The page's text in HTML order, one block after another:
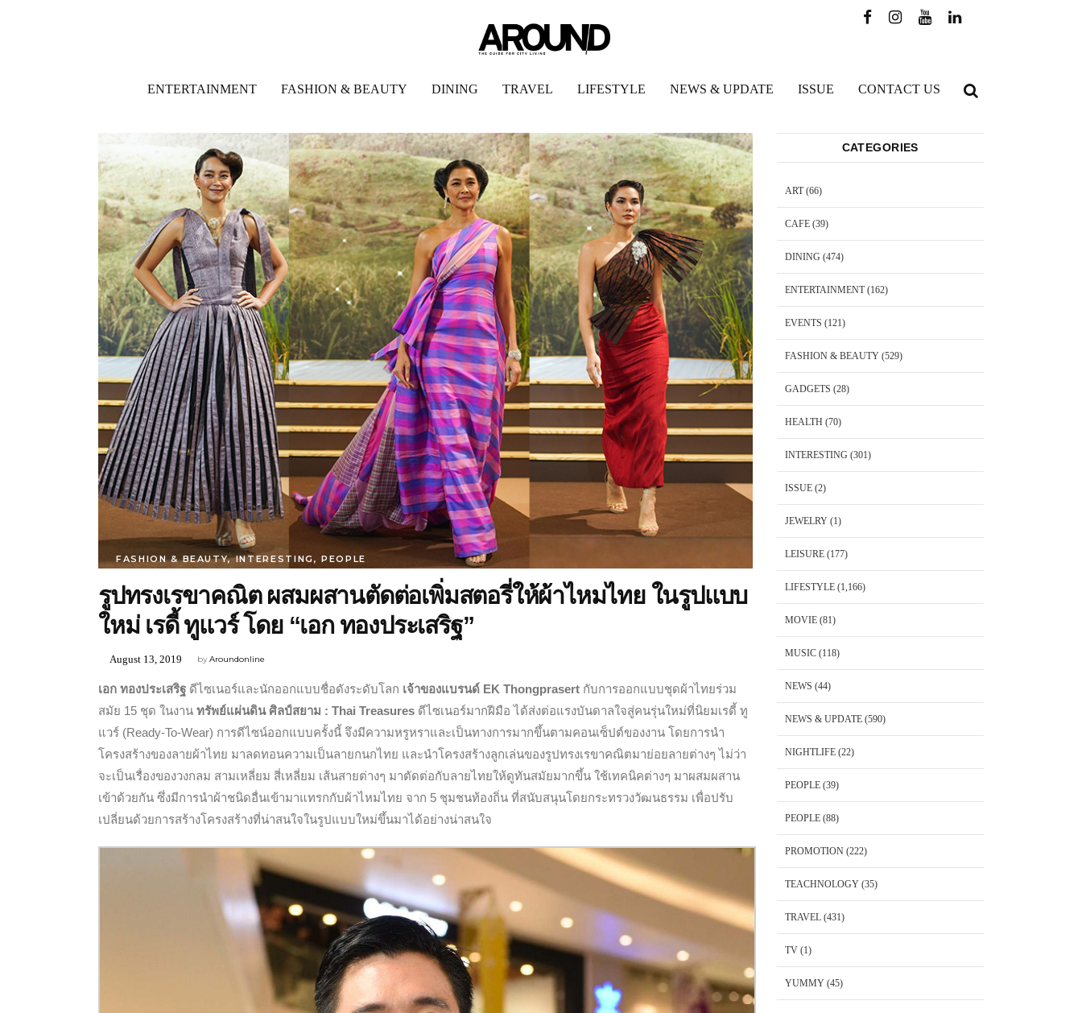
ENTERTAINMENT FASHION & BEAUTY DINING TRAVEL LIFESTYLE NEWS & UPDATE ISSUE CONTACT US
FASHION & BEAUTY,INTERESTING,PEOPLE
รูปทรงเรขาคณิต ผสมผสานตัดต่อเพิ่มสตอรี่ให้ผ้าไหมไทย ในรูปแบบ
ใหม่ เรดี้ ทูแวร์ โดย “เอก ทองประเสริฐ”
byAroundonline
August 13, 2019
เอก ทองประเสริฐ ดีไซเนอร์และนักออกแบบชื่อดังระดับโลก เจ้าของแบรนด์ EK Thongprasert กับการออกแบบชุดผ้าไทยร่วม
สมัย 15 ชุด ในงาน ทรัพย์แผ่นดิน ศิลป์สยาม : Thai Treasures ดีไซเนอร์มากฝีมือ ได้ส่งต่อแรงบันดาลใจสู่คนรุ่นใหม่ที่นิยมเรดี้ ทู
แวร์ (Ready-To-Wear) การดีไซน์ออกแบบครั้งนี้ จึงมีความหรูหราและเป็นทางการมากขึ้นตามคอนเซ็ปต์ของงาน โดยการนำ
โครงสร้างของลายผ้าไทย มาลดทอนความเป็นลายกนกไทย และนำโครงสร้างลูกเล่นของรูปทรงเรขาคณิตมาย่อยลายต่างๆ ไม่ว่า
จะเป็นเรื่องของวงกลม สามเหลี่ยม สี่เหลี่ยม เส้นสายต่างๆ มาตัดต่อกับลายไทยให้ดูทันสมัยมากขึ้น ใช้เทคนิคต่างๆ มาผสมผสาน
เข้าด้วยกัน ซึ่งมีการนำผ้าชนิดอื่นเข้ามาแทรกกับผ้าไหมไทย จาก 5 ชุมชนท้องถิ่น ที่สนับสนุนโดยกระทรวงวัฒนธรรม เพื่อปรับ
เปลี่ยนด้วยการสร้างโครงสร้างที่น่าสนใจในรูปแบบใหม่ขึ้นมาได้อย่างน่าสนใจ
CATEGORIES
ART(66)
CAFE(39)
DINING (474)
ENTERTAINMENT(162)
EVENTS (121)
FASHION & BEAUTY(529)
GADGETS (28)
HEALTH (70)
INTERESTING (301)
ISSUE(2)
JEWELRY(1)
LEISURE(177)
LIFESTYLE(1,166)
MOVIE(81)
MUSIC(118)
NEWS (44)
NEWS & UPDATE(590)
NIGHTLIFE(22)
PEOPLE(39)
PEOPLE(88)
PROMOTION(222)
TEACHNOLOGY(35)
TRAVEL(431)
TV(1)
YUMMY(45)